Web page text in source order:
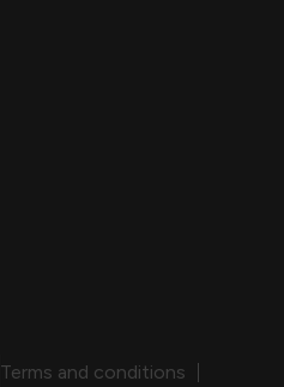
Terms and conditions